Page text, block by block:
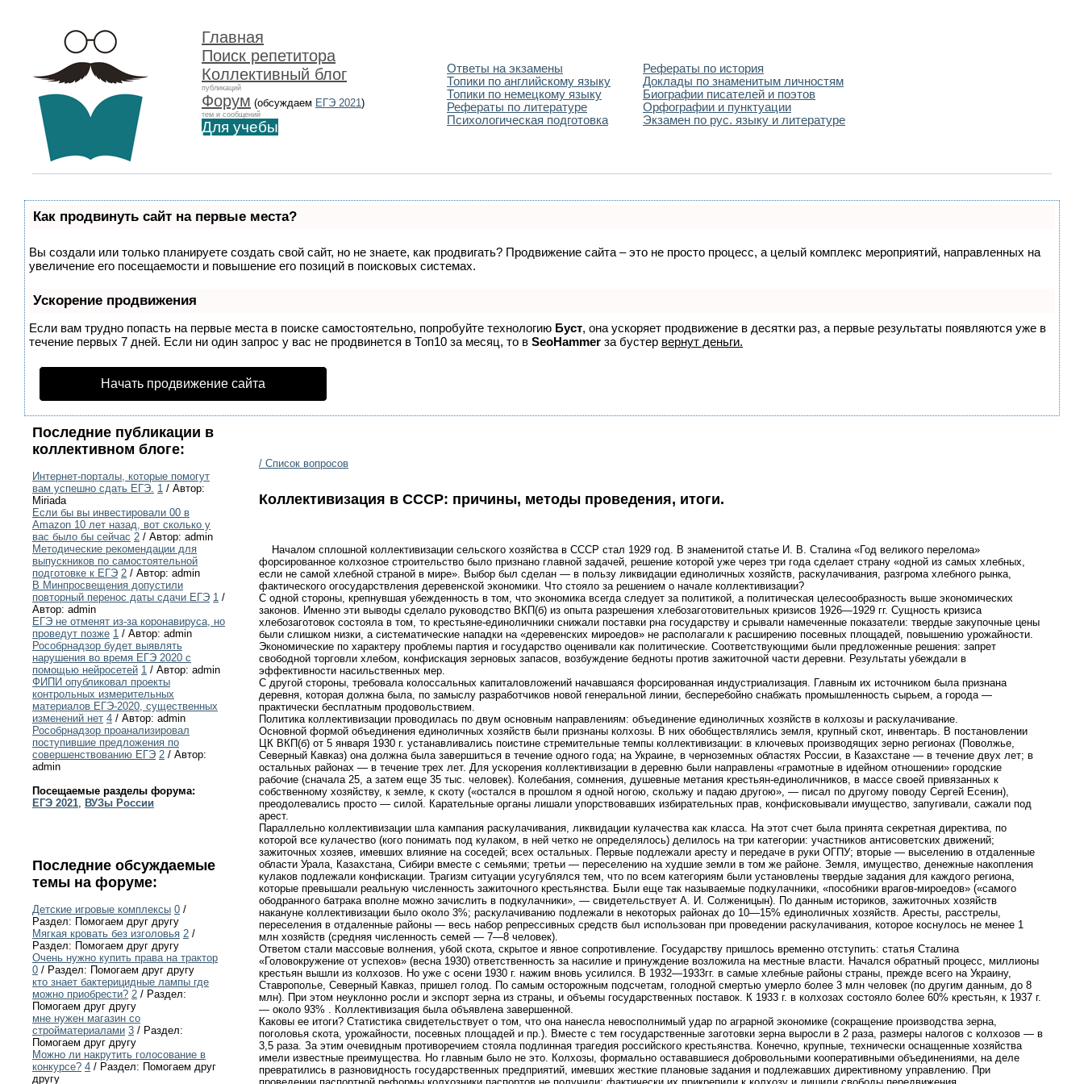
Главная
Поиск репетитора
Коллективный блог
публикаций
Форум (обсуждаем ЕГЭ 2021)
тем и сообщений
Для учебы
Ответы на экзамены
Топики по английскому языку
Топики по немецкому языку
Рефераты по литературе
Психологическая подготовка
Рефераты по история
Доклады по знаменитым личностям
Биографии писателей и поэтов
Орфографии и пунктуации
Экзамен по рус. языку и литературе
Как продвинуть сайт на первые места?
Вы создали или только планируете создать свой сайт, но не знаете, как продвигать? Продвижение сайта – это не просто процесс, а целый комплекс мероприятий, направленных на
увеличение его посещаемости и повышение его позиций в поисковых системах.
Ускорение продвижения
Если вам трудно попасть на первые места в поиске самостоятельно, попробуйте технологию Буст, она ускоряет продвижение в десятки раз, а первые результаты появляются уже в
течение первых 7 дней. Если ни один запрос у вас не продвинется в Топ10 за месяц, то в SeoHammer за бустер вернут деньги.
Начать продвижение сайта
Последние публикации в
коллективном блоге:
Интернет-порталы, которые помогут
вам успешно сдать ЕГЭ. 1 / Автор:
Miriada
Если бы вы инвестировали 00 в
Amazon 10 лет назад, вот сколько у
вас было бы сейчас 2 / Автор: admin
Методические рекомендации для
выпускников по самостоятельной
подготовке к ЕГЭ 2 / Автор: admin
В Минпросвещения допустили
повторный перенос даты сдачи ЕГЭ 1 /
Автор: admin
ЕГЭ не отменят из-за коронавируса, но
проведут позже 1 / Автор: admin
Рособрнадзор будет выявлять
нарушения во время ЕГЭ 2020 с
помощью нейросетей 1 / Автор: admin
ФИПИ опубликовал проекты
контрольных измерительных
материалов ЕГЭ-2020, существенных
изменений нет 4 / Автор: admin
Рособрнадзор проанализировал
поступившие предложения по
совершенствованию ЕГЭ 2 / Автор:
admin
Посещаемые разделы форума:
ЕГЭ 2021, ВУЗы России
Последние обсуждаемые
темы на форуме:
Детские игровые комплексы 0 /
Раздел: Помогаем друг другу
Мягкая кровать без изголовья 2 /
Раздел: Помогаем друг другу
Очень нужно купить права на трактор
0 / Раздел: Помогаем друг другу
кто знает бактерицидные лампы где
можно приобрести? 2 / Раздел:
Помогаем друг другу
мне нужен магазин со
стройматериалами 3 / Раздел:
Помогаем друг другу
Можно ли накрутить голосование в
конкурсе? 4 / Раздел: Помогаем друг
другу
/ Список вопросов
Коллективизация в СССР: причины, методы проведения, итоги.
Началом сплошной коллективизации сельского хозяйства в СССР стал 1929 год. В знаменитой статье И. В. Сталина «Год великого перелома»
форсированное колхозное строительство было признано главной задачей, решение которой уже через три года сделает страну «одной из самых хлебных,
если не самой хлебной страной в мире». Выбор был сделан — в пользу ликвидации единоличных хозяйств, раскулачивания, разгрома хлебного рынка,
фактического огосударствления деревенской экономики. Что стояло за решением о начале коллективизации?
С одной стороны, крепнувшая убежденность в том, что экономика всегда следует за политикой, а политическая целесообразность выше экономических
законов. Именно эти выводы сделало руководство ВКП(б) из опыта разрешения хлебозаготовительных кризисов 1926—1929 гг. Сущность кризиса
хлебозаготовок состояла в том, то крестьяне-единоличники снижали поставки рна государству и срывали намеченные показатели: твердые закупочные цены
были слишком низки, а систематические нападки на «деревенских мироедов» не располагали к расширению посевных площадей, повышению урожайности.
Экономические по характеру проблемы партия и государство оценивали как политические. Соответствующими были предложенные решения: запрет
свободной торговли хлебом, конфискация зерновых запасов, возбуждение бедноты против зажиточной части деревни. Результаты убеждали в
эффективности насильственных мер.
С другой стороны, требовала колоссальных капиталовложений начавшаяся форсированная индустриализация. Главным их источником была признана
деревня, которая должна была, по замыслу разработчиков новой генеральной линии, бесперебойно снабжать промышленность сырьем, а города —
практически бесплатным продовольствием.
Политика коллективизации проводилась по двум основным направлениям: объединение единоличных хозяйств в колхозы и раскулачивание.
Основной формой объединения единоличных хозяйств были признаны колхозы. В них обобществлялись земля, крупный скот, инвентарь. В постановлении
ЦК ВКП(б) от 5 января 1930 г. устанавливались поистине стремительные темпы коллективизации: в ключевых производящих зерно регионах (Поволжье,
Северный Кавказ) она должна была завершиться в течение одного года; на Украине, в черноземных областях России, в Казахстане — в течение двух лет; в
остальных районах — в течение трех лет. Для ускорения коллективизации в деревню были направлены «грамотные в идейном отношении» городские
рабочие (сначала 25, а затем еще 35 тыс. человек). Колебания, сомнения, душевные метания крестьян-единоличников, в массе своей привязанных к
собственному хозяйству, к земле, к скоту («остался в прошлом я одной ногою, скольжу и падаю другою», — писал по другому поводу Сергей Есенин),
преодолевались просто — силой. Карательные органы лишали упорствовавших избирательных прав, конфисковывали имущество, запугивали, сажали под
арест.
Параллельно коллективизации шла кампания раскулачивания, ликвидации кулачества как класса. На этот счет была принята секретная директива, по
которой все кулачество (кого понимать под кулаком, в ней четко не определялось) делилось на три категории: участников антисоветских движений;
зажиточных хозяев, имевших влияние на соседей; всех остальных. Первые подлежали аресту и передаче в руки ОГПУ; вторые — выселению в отдаленные
области Урала, Казахстана, Сибири вместе с семьями; третьи — переселению на худшие земли в том же районе. Земля, имущество, денежные накопления
кулаков подлежали конфискации. Трагизм ситуации усугублялся тем, что по всем категориям были установлены твердые задания для каждого региона,
которые превышали реальную численность зажиточного крестьянства. Были еще так называемые подкулачники, «пособники врагов-мироедов» («самого
ободранного батрака вполне можно зачислить в подкулачники», — свидетельствует А. И. Солженицын). По данным историков, зажиточных хозяйств
накануне коллективизации было около 3%; раскулачиванию подлежали в некоторых районах до 10—15% единоличных хозяйств. Аресты, расстрелы,
переселения в отдаленные районы — весь набор репрессивных средств был использован при проведении раскулачивания, которое коснулось не менее 1
млн хозяйств (средняя численность семей — 7—8 человек).
Ответом стали массовые волнения, убой скота, скрытое и явное сопротивление. Государству пришлось временно отступить: статья Сталина
«Головокружение от успехов» (весна 1930) ответственность за насилие и принуждение возложила на местные власти. Начался обратный процесс, миллионы
крестьян вышли из колхозов. Но уже с осени 1930 г. нажим вновь усилился. В 1932—1933гг. в самые хлебные районы страны, прежде всего на Украину,
Ставрополье, Северный Кавказ, пришел голод. По самым осторожным подсчетам, голодной смертью умерло более 3 млн человек (по другим данным, до 8
млн). При этом неуклонно росли и экспорт зерна из страны, и объемы государственных поставок. К 1933 г. в колхозах состояло более 60% крестьян, к 1937 г.
— около 93% . Коллективизация была объявлена завершенной.
Каковы ее итоги? Статистика свидетельствует о том, что она нанесла невосполнимый удар по аграрной экономике (сокращение производства зерна,
поголовья скота, урожайности, посевных площадей и пр.). Вместе с тем государственные заготовки зерна выросли в 2 раза, размеры налогов с колхозов — в
3,5 раза. За этим очевидным противоречием стояла подлинная трагедия российского крестьянства. Конечно, крупные, технически оснащенные хозяйства
имели известные преимущества. Но главным было не это. Колхозы, формально остававшиеся добровольными кооперативными объединениями, на деле
превратились в разновидность государственных предприятий, имевших жесткие плановые задания и подлежавших директивному управлению. При